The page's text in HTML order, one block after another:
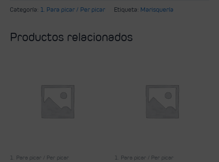
Categoría: 1. Para picar / Per picar Etiqueta: Marisquería
Productos relacionados
1. Para picar / Per picar 1. Para picar / Per picar